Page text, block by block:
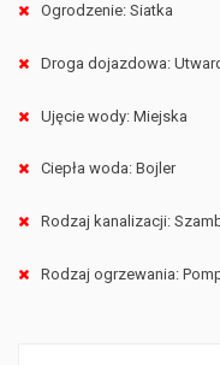
Ogrodzenie: Siatka
Droga dojazdowa:
Ujęcie wody: Miejska
Ciepła woda: Bojler
Rodzaj kanalizacji:
Rodzaj ogrzewania: